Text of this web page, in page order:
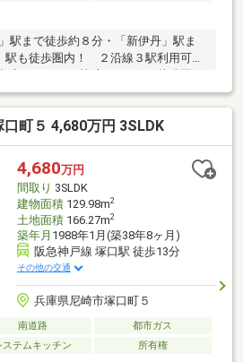
駅まで徒歩約８分・「新伊丹」駅ま
駅も徒歩圏内！ ２沿線３駅利用可
・南小学校・南中学校も近く通学安
環境充実。■病院・図書館・商業施設
宅街で落ち着いた暮らし。■邸宅街と
・閑静・利便性・三拍子揃った住環
う穏やかな住宅街。是非一度、実際の
町５ 4,680万円 3SLDK
4,680万円
間取り 3SLDK
建物面積129.98m2
土地面積166.27m2
築年月 1988年1月(築38年8ヶ月)
阪急神戸線 塚口駅 徒歩13分
その他の交通
兵庫県尼崎市塚口町５
南道路
都市ガス
ステムキッチン 所有権